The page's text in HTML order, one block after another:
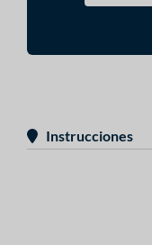
Instrucciones